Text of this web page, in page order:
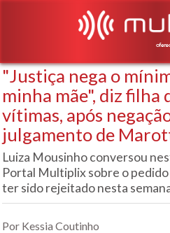
"Justiça nega o
minha mãe", diz filha
vítimas, após
julgamento de
Luiza Mousinho conversou
Portal Multiplix sobre o
ter sido rejeitado nesta
Por Kessia Coutinho